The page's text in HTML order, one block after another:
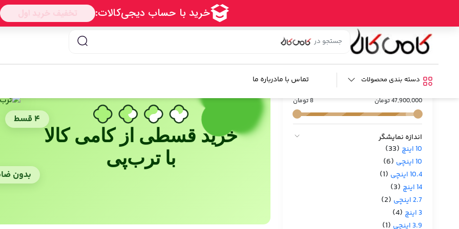
دسته بندی محصولات تماس با مادرباره ما
صوتی و تصویری خودرو
فیلترها :
47,900,000 تومان 8 تومان
اندازه نمایشگر
10 اینچ
(33)
10 اینچی (6)
10.4 اینچی (1)
14 اینچ (3)
2.7 اینچی (2)
3 اینچ (4)
3.9 اینچی (1)
خرید قسطی از کامی کالا
با ترب‌پی
۴ قسط
بدون